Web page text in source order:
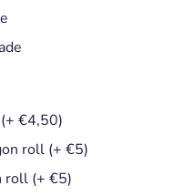
€4,50)
roll (+ €5)
roll (+ €5)